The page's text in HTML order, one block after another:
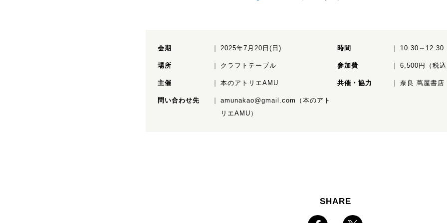
会期 2025年7月20日(日) 時間 10:30～12:30
場所 クラフトテーブル 参加費 6,500円（税
主催 本のアトリエAMU 共催・協力 奈良 蔦屋書店
問い合わせ先
amunakao@gmail.com（本のアト
リエAMU）
SHARE